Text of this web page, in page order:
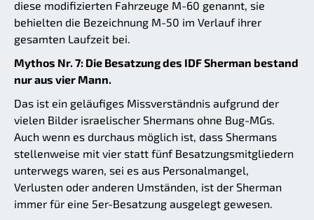
diese modifizierten Fahrzeuge M-60 genannt, sie
behielten die Bezeichnung M-50 im Verlauf ihrer
gesamten Laufzeit bei.
Mythos Nr. 7: Die Besatzung des IDF Sherman bestand
nur aus vier Mann.
Das ist ein geläufiges Missverständnis aufgrund der
vielen Bilder israelischer Shermans ohne Bug-MGs.
Auch wenn es durchaus möglich ist, dass Shermans
stellenweise mit vier statt fünf Besatzungsmitgliedern
unterwegs waren, sei es aus Personalmangel,
Verlusten oder anderen Umständen, ist der Sherman
immer für eine 5er-Besatzung ausgelegt gewesen.